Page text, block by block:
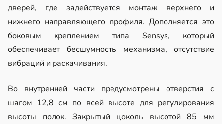
дверей, где задействуется монтаж верхнего и
нижнего направляющего профиля. Дополняется это
боковым креплением типа Sensys, который
обеспечивает бесшумность механизма, отсутствие
вибраций и раскачивания.
Во внутренней части предусмотрены отверстия с
шагом 12,8 см по всей высоте для регулирования
высоты полок. Закрытый цоколь высотой 85 мм